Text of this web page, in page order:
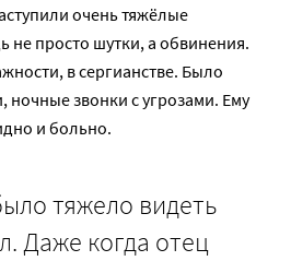
очень тяжёлые
не просто шутки, а обвинения.
в сергианстве. Было
ночные звонки с угрозами. Ему
и больно.
тяжело видеть
Даже когда отец